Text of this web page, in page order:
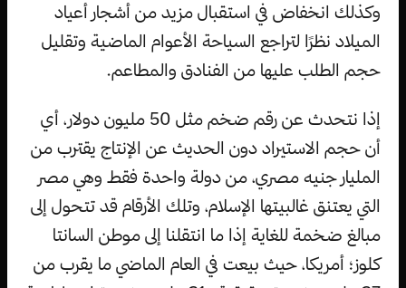
وكذلك انخفاض في استقبال مزيد من أشجار أعياد
الميلاد نظرًا لتراجع السياحة الأعوام الماضية وتقليل
حجم الطلب عليها من الفنادق والمطاعم.
إذا نتحدث عن رقم ضخم مثل 50 مليون دولار، أي
أن حجم الاستيراد دون الحديث عن الإنتاج يقترب من
المليار جنيه مصري، من دولة واحدة فقط وهي مصر
التي يعتنق غالبيتها الإسلام، وتلك الأرقام قد تتحول إلى
مبالغ ضخمة للغاية إذا ما انتقلنا إلى موطن السانتا
كلوز؛ أمريكا، حيث بيعت في العام الماضي ما يقرب من